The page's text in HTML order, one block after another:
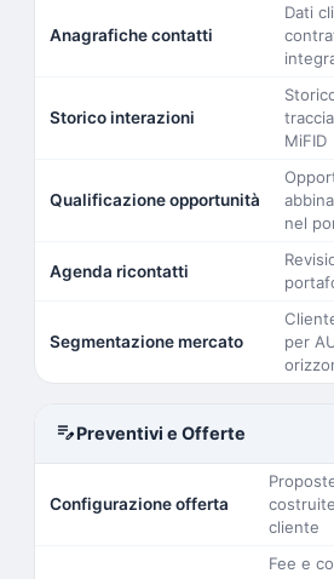
Anagrafiche contatti
Dati
Storico interazioni
MiFID
Qualificazione opportunità
nel
Agenda ricontatti
Segmentazione mercato
per
edit_notePreventivi e Offerte
Configurazione offerta
cliente
Fee e